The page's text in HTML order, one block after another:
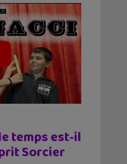
temps est-il
Sorcier